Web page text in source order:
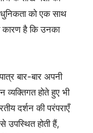
को एक साथ
कारण है कि उनका
बार-बार अपनी
होते हुए भी
दर्शन की परंपराएँ
उपस्थित होती हैं,